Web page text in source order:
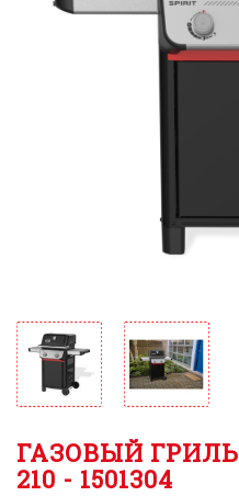
ГАЗОВЫЙ ГРИЛЬ
210 - 1501304